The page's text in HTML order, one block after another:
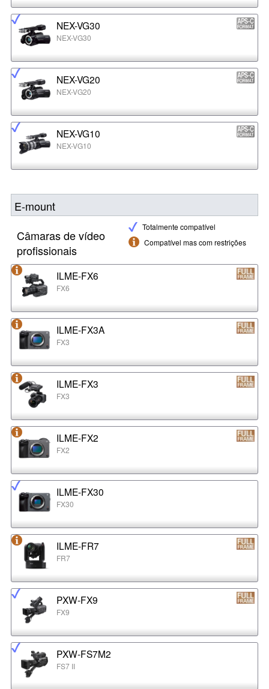
NEX-VG30
NEX-VG30
NEX-VG20
NEX-VG20
NEX-VG10
NEX-VG10
E-mount
Totalmente compatível
Compatível mas com restrições
Câmaras de vídeo
profissionais
ILME-FX6
FX6
ILME-FX3A
FX3
ILME-FX3
FX3
ILME-FX2
FX2
ILME-FX30
FX30
ILME-FR7
FR7
PXW-FX9
FX9
PXW-FS7M2
FS7 II